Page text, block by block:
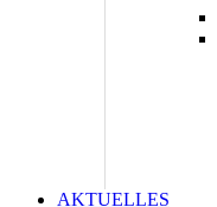
AKTUELLES